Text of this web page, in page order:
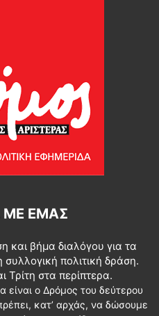
ΜΕ ΕΜΆΣ
και βήμα διαλόγου για τα
πολιτική δράση.
Τρίτη στα περίπτερα.
είναι ο Δρόμος του δεύτερου
κατ’ αρχάς, να δώσουμε